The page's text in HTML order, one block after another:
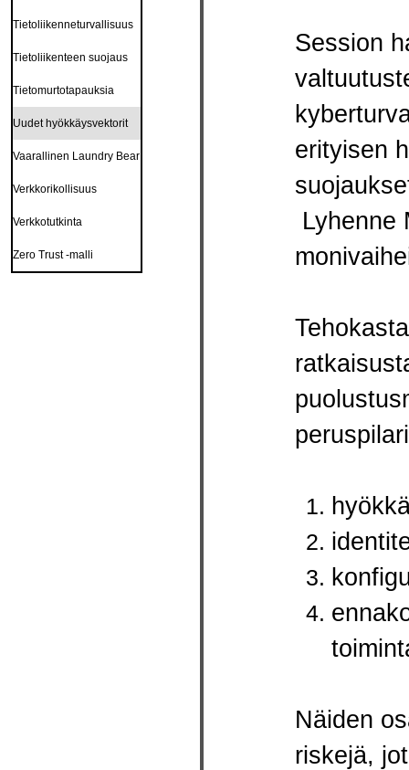
Session
erityisen
Lyhenne
Näiden
riskejä,
Tietoliikenneturvallisuus
Tietoliikenteen suojaus
Tietomurtotapauksia
Uudet hyökkäysvektorit
Vaarallinen Laundry Bear
Verkkorikollisuus
Verkkotutkinta
Zero Trust -malli